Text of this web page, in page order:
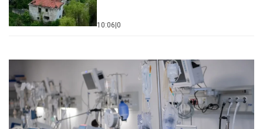
10:06 0